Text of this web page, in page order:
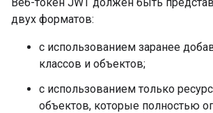
двух форматов:
с использованием заранее
классов и объектов;
с использованием только
объектов, которые полностью